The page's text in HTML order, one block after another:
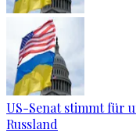
US-Senat stimmt für
Russland